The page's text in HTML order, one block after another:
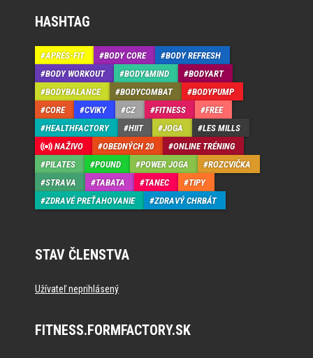
HASHTAG
APRÉS-FIT BODY CORE
BODY REFRESH
BODY WORKOUT
BODY&MIND
BODYART
BODYBALANCE
BODYCOMBAT
BODYPUMP
CORE
CVIKY CZ FITNESS
FREE
HEALTHFACTORY
HIIT JOGA
LES MILLS
NAŽIVO
OBEDNÝCH 20
ONLINE TRÉNING
PILATES
POUND POWER JOGA
ROZCVIČKA
STRAVA
TABATA TANEC
TIPY
ZDRAVÉ PREŤAHOVANIE
ZDRAVÝ CHRBÁT
STAV ČLENSTVA
Užívateľ neprihlásený
FITNESS.FORMFACTORY.SK